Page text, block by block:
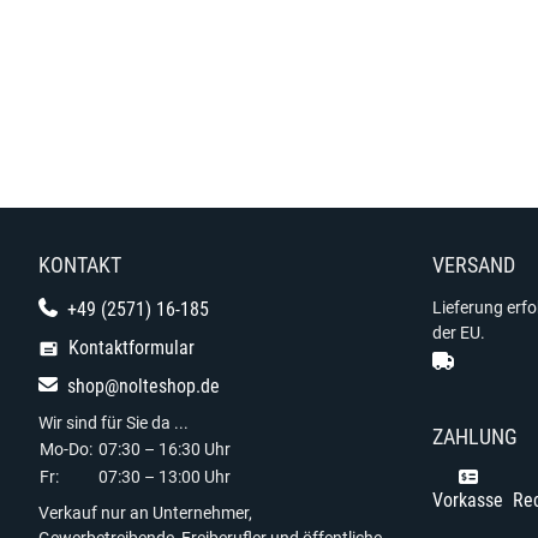
KONTAKT
+49 (2571) 16-185
Kontaktformular
shop@nolteshop.de
Wir sind für Sie da ...
Mo-Do: 07:30 – 16:30 Uhr
Fr:
07:30 – 13:00 Uhr
Verkauf nur an Unternehmer,
VERSAND
Lieferung
der EU.
ZAHLUNG
Vorkasse